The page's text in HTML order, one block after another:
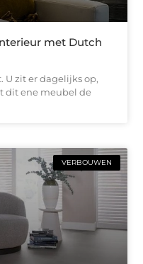
met Dutch
U zit er dagelijks op,
dit ene meubel de
VERBOUWEN